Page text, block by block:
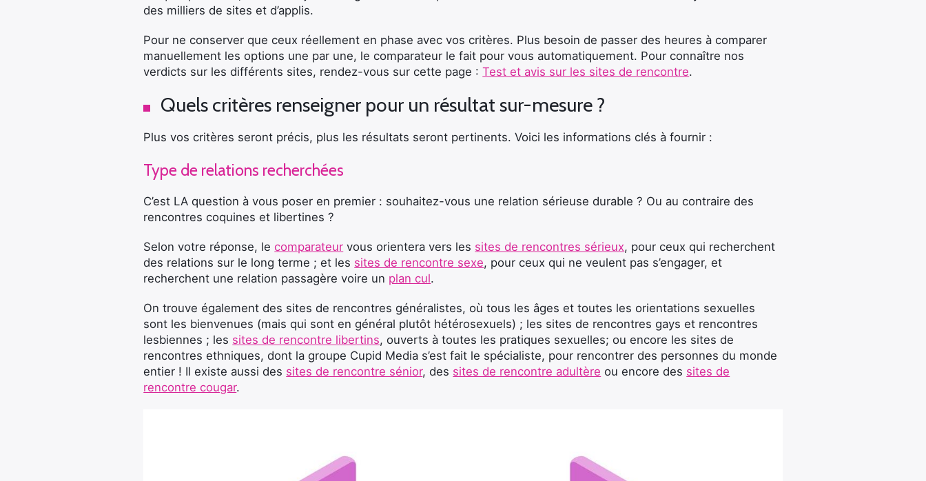
des milliers de sites et d’applis.
Pour ne conserver que ceux réellement en phase avec vos critères. Plus besoin de passer des heures à comparer
manuellement les options une par une, le comparateur le fait pour vous automatiquement. Pour connaître nos
verdicts sur les différents sites, rendez-vous sur cette page :Test et avis sur les sites de rencontre.
Quels critères renseigner pour un résultat sur-mesure ?
Plus vos critères seront précis, plus les résultats seront pertinents. Voici les informations clés à fournir :
Type de relations recherchées
C’est LA question à vous poser en premier : souhaitez-vous une relation sérieuse durable ? Ou au contraire des
rencontres coquines et libertines ?
Selon votre réponse, lecomparateur vous orientera vers les sites de rencontres sérieux, pour ceux qui recherchent
des relations sur le long terme ; et les sites de rencontre sexe, pour ceux qui ne veulent pas s’engager, et
recherchent une relation passagère voire un plan cul.
On trouve également des sites de rencontres généralistes, où tous les âges et toutes les orientations sexuelles
sont les bienvenues (mais qui sont en général plutôt hétérosexuels) ; les sites de rencontres gays et rencontres
lesbiennes ; les sites de rencontre libertins, ouverts à toutes les pratiques sexuelles; ou encore les sites de
rencontres ethniques, dont la groupe Cupid Media s’est fait le spécialiste, pour rencontrer des personnes du monde
entier ! Il existe aussi des sites de rencontre sénior, des sites de rencontre adultère ou encore des sites de
rencontre cougar.